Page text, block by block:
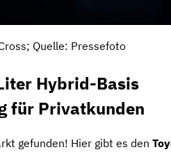
Quelle: Pressefoto
Hybrid-Basis
für Privatkunden
gefunden! Hier gibt es den